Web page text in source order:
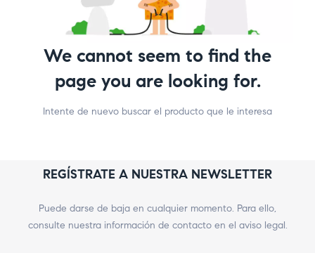
We cannot seem to find the
page you are looking for.
Intente de nuevo buscar el producto que le interesa
REGÍSTRATE A NUESTRA NEWSLETTER
Puede darse de baja en cualquier momento. Para ello,
consulte nuestra información de contacto en el aviso legal.